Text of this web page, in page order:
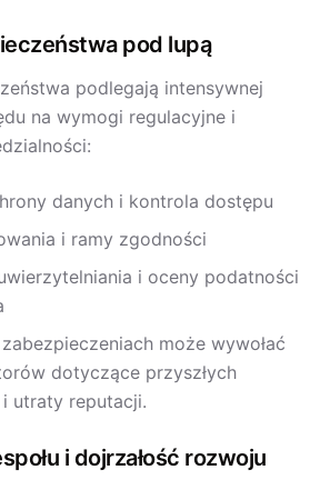
pod lupą
podlegają intensywnej
na wymogi regulacyjne i
danych i kontrola dostępu
i ramy zgodności
i oceny podatności
może wywołać
dotyczące przyszłych
i utraty reputacji.
i dojrzałość rozwoju